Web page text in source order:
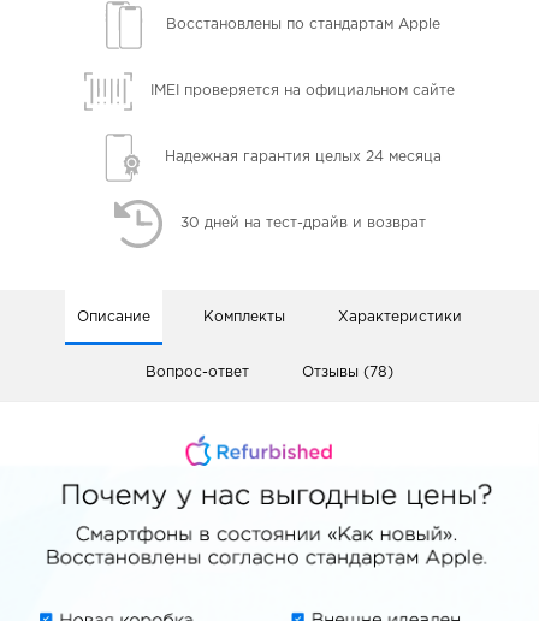
Восстановлены по стандартам Apple
IMEI проверяется на официальном сайте
Надежная гарантия целых 24 месяца
30 дней на тест-драйв и возврат
Описание Комплекты Характеристики
Вопрос-ответ Отзывы (78)